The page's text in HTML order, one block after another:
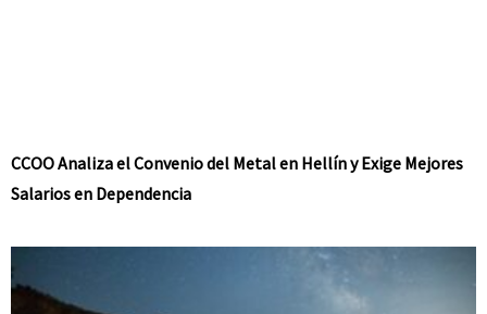
CCOO Analiza el Convenio del Metal en Hellín y Exige Mejores
Salarios en Dependencia